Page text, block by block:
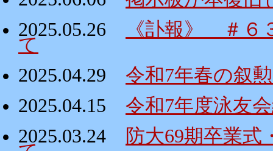
2025.05.26
《訃報》 ＃６
て
2025.04.29
令和7年春の叙
2025.04.15
令和7年度泳友
2025.03.24
防大69期卒業